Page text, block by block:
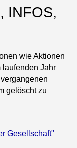
INFOS,
wie Aktionen
laufenden Jahr
gelöscht zu
Gesellschaft"